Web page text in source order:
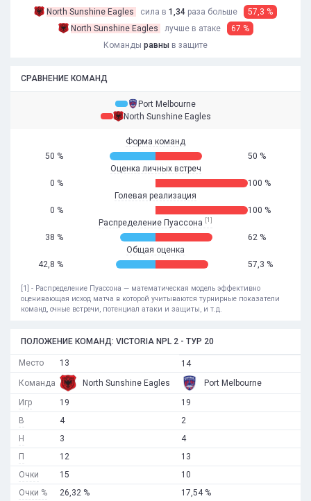
North Sunshine Eagles сила в 1,34 раза больше
57,3 %
North Sunshine Eagles
лучше в атаке
67 %
Команды равны в защите
СРАВНЕНИЕ КОМАНД
Port Melbourne
North Sunshine Eagles
Форма команд
50 %
50 %
Оценка личных встреч
0 %
100 %
Голевая реализация
0 %
100 %
Распределение Пуассона [1]
38 %
62 %
Общая оценка
42,8 %
57,3 %
[1] - Распределение Пуассона — математическая модель эффективно
оценивающая исход матча в которой учитываются турнирные показатели
команд, очные встречи, потенциал атаки и защиты, и т.д.
ПОЛОЖЕНИЕ КОМАНД: VICTORIA NPL 2 - ТУР 20
Место
Команда
Игр
В
Н
П
Очки
Очки %
13
North Sunshine Eagles
19
4
3
12
15
26,32 %
14
Port Melbourne
19
2
4
13
10
17,54 %